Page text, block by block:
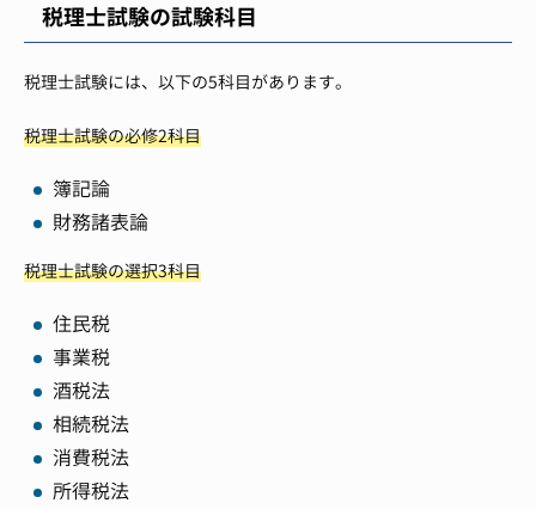
税理士試験の試験科目
税理士試験には、以下の5科目があります。
税理士試験の必修2科目
簿記論
財務諸表論
税理士試験の選択3科目
住民税
事業税
酒税法
相続税法
消費税法
所得税法